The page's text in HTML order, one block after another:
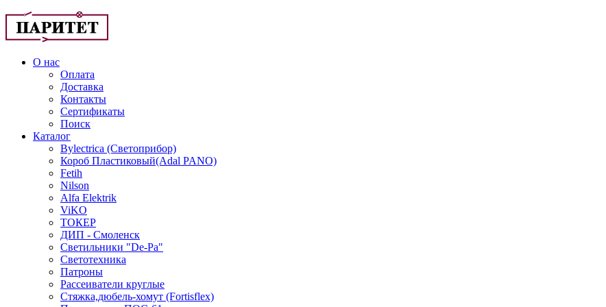
О нас
Оплата
Доставка
Контакты
Сертификаты
Поиск
Каталог
Bylectrica (Светоприбор)
Короб Пластиковый(Adal PANO)
Fetih
Nilson
Alfa Elektrik
ViKO
ТОКЕР
ДИП - Смоленск
Светильники "De-Pa"
Светотехника
Патроны
Рассеиватели круглые
Стяжка,дюбель-хомут (Fortisflex)